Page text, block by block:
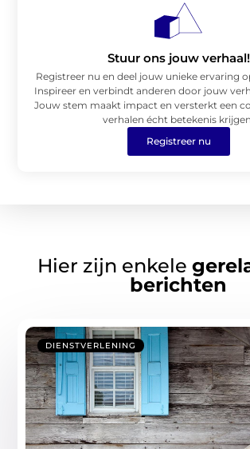
Stuur ons jouw verhaal!
Registreer nu en deel jouw unieke ervaring
Inspireer en verbindt anderen door jouw
Jouw stem maakt impact en versterkt een
verhalen écht betekenis
Registreer nu
Hier zijn enkele
berichten
DIENSTVERLENING